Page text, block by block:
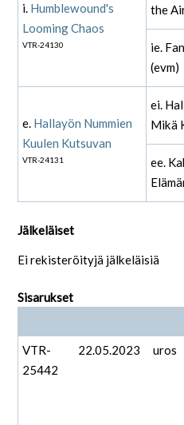
i. Humblewound's
Looming Chaos
VTR-24130
the
ie.
(evm)
e. Hallayön Nummien
Kuulen Kutsuvan
VTR-24131
ei.
Mikä
ee.
Jälkeläiset
Ei rekisteröityjä jälkeläisiä
Sisarukset
VTR-
25442
22.05.2023 uros